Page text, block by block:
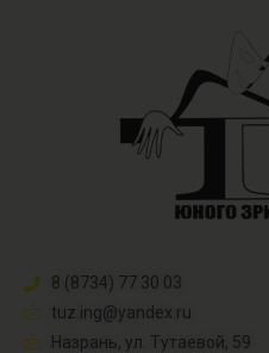
8 (8734) 77 30 03
tuz.ing@yandex.ru​
Назрань, ул. Тутаевой, 59